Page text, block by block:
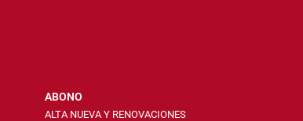
ABONO
ALTA NUEVA Y RENOVACIONES